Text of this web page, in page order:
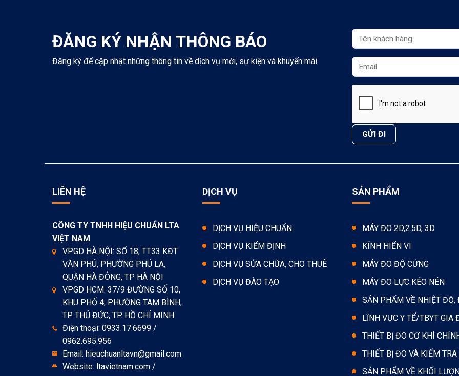
ĐĂNG KÝ NHẬN THÔNG BÁO
Đăng ký để cập nhật những thông tin về dịch vụ mới, sự kiện và khuyến mãi
LIÊN HỆ
CÔNG TY TNHH HIỆU CHUẨN LTA
VIỆT NAM
VPGD HÀ NỘI: SỐ 18, TT33 KĐT
VĂN PHÚ, PHƯỜNG PHÚ LA,
QUẬN HÀ ĐÔNG, TP HÀ NỘI
VPGD HCM: 37/9 ĐƯỜNG SỐ 10,
KHU PHỐ 4, PHƯỜNG TAM BÌNH,
TP. THỦ ĐỨC, TP. HỒ CHÍ MINH
Điện thoại: 0933.17.6699 /
0962.695.956
Email: hieuchuanltavn@gmail.com
Website: ltavietnam.com /
DỊCH VỤ
DỊCH VỤ HIỆU CHUẨN
DỊCH VỤ KIỂM ĐỊNH
DỊCH VỤ SỬA CHỮA, CHO THUÊ
DỊCH VỤ ĐÀO TẠO
SẢN PHẨM
MÁY ĐO 2D,2.5D, 3D
KÍNH HIỂN VI
MÁY ĐO ĐỘ CỨNG
MÁY ĐO LỰC KÉO NÉN
SẢN PHẨM VỀ NHIỆT ĐỘ,
LĨNH VỰC Y TẾ/TBYT GIA
THIẾT BỊ ĐO CƠ KHÍ
THIẾT BỊ ĐO VÀ KIỂM
SẢN PHẨM VỀ KHỐI